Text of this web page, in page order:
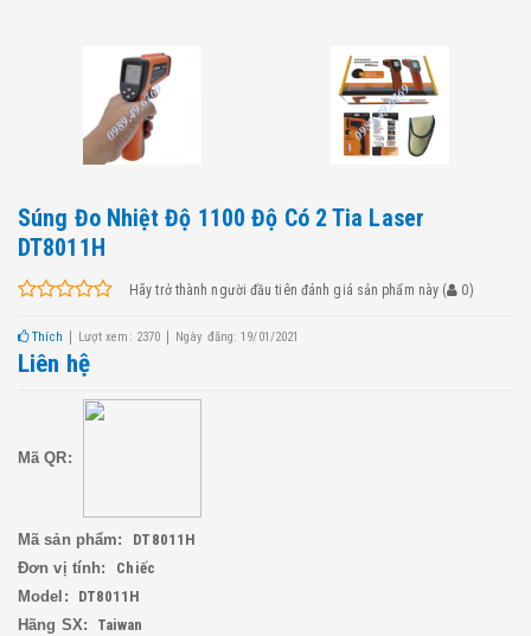
Súng Đo Nhiệt Độ 1100 Độ Có 2 Tia Laser
DT8011H
Hãy trở thành người đầu tiên đánh giá sản phẩm này ( 0)
Thích Lượt xem: 2370 Ngày đăng: 19/01/2021
Liên hệ
Mã QR:
Mã sản phẩm:
DT8011H
Đơn vị tính:
Chiếc
Model:
DT8011H
Hãng SX:
Taiwan